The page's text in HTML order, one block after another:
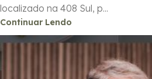
localizado na 408 Sul, p...
Continuar Lendo